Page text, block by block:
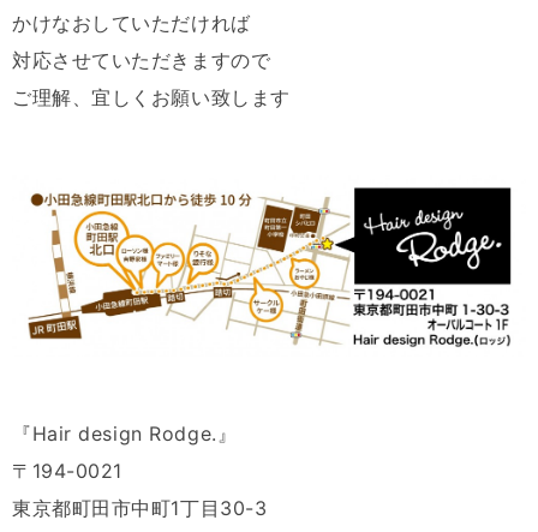
かけなおしていただければ
対応させていただきますので
ご理解、宜しくお願い致します
『Hair design Rodge.』
〒194-0021
東京都町田市中町1丁目30-3